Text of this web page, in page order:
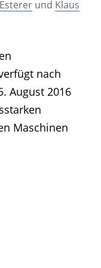
und Klaus
nach
August 2016
Maschinen